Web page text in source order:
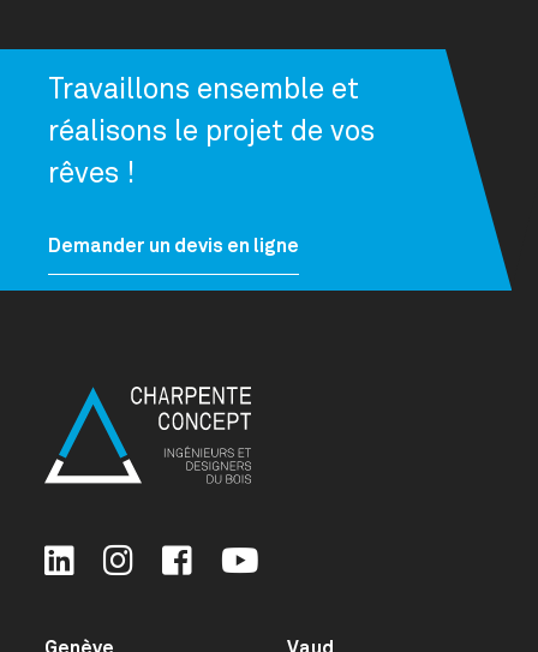
Travaillons ensemble et
réalisons le projet de vos
rêves !
Demander un devis en ligne